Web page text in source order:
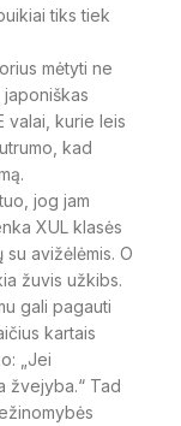
tiks tiek
mėtyti ne
valai, kurie leis
kad
jog jam
XUL klasės
avižėlėmis. O
žuvis užkibs.
gali pagauti
kartais
„Jei
žvejyba.“ Tad